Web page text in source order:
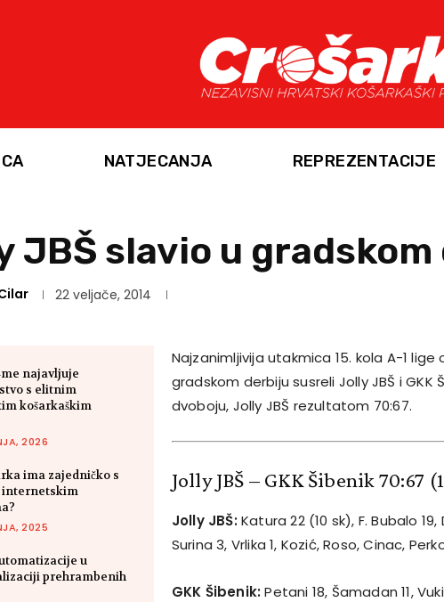
NATJECANJA REPREZENTACIJE
JBŠ slavio u
22 veljače, 2014
najavljuje
s elitnim
košarkaškim
2026
ima zajedničko s
internetskim
2025
u
prehrambenih
Najzanimljivija utakmica 15. kola A-1
gradskom derbiju susreli Jolly JBŠ i
dvoboju, Jolly JBŠ rezultatom 70:67.
Jolly JBŠ – GKK Šibenik 70:67
Jolly JBŠ:Katura 22 (10 sk), F. Bubalo
Surina 3, Vrlika 1, Kozić, Roso, Cinac,
GKK Šibenik:Petani 18, Šamadan 11,